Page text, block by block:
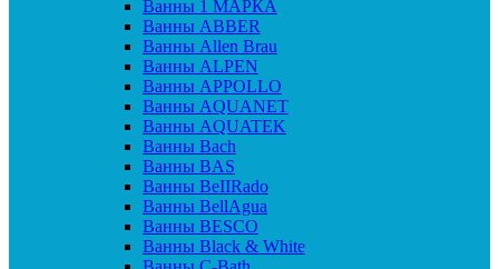
Ванны 1 МАРКА
Ванны ABBER
Ванны Allen Brau
Ванны ALPEN
Ванны APPOLLO
Ванны AQUANET
Ванны AQUATEK
Ванны Bach
Ванны BAS
Ванны BeIIRado
Ванны BellAgua
Ванны BESCO
Ванны Black & White